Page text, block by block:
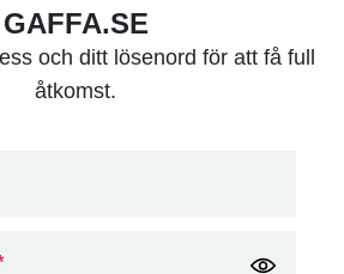
GAFFA.SE
och ditt lösenord för att få full
åtkomst.